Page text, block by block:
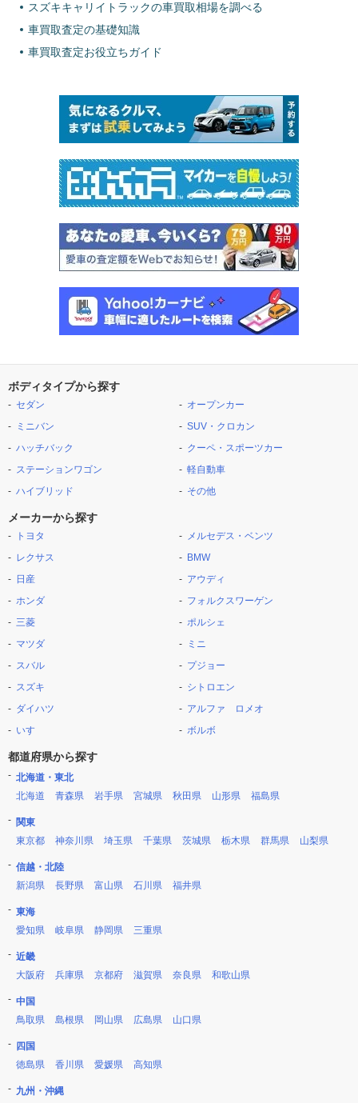
スズキキャリイトラックの車買取相場を調べる
車買取査定の基礎知識
車買取査定お役立ちガイド
ボディタイプから探す
セダン
ミニバン
ハッチバック
ステーションワゴン
ハイブリッド
オープンカー
SUV・クロカン
クーペ・スポーツカー
軽自動車
その他
メーカーから探す
トヨタ
レクサス
日産
ホンダ
三菱
マツダ
スバル
スズキ
ダイハツ
いすゞ
メルセデス・ベンツ
BMW
アウディ
フォルクスワーゲン
ポルシェ
ミニ
プジョー
シトロエン
アルファ ロメオ
ボルボ
都道府県から探す
北海道・東北
北海道
青森県 岩手県 宮城県 秋田県 山形県 福島県
関東
東京都
神奈川県 埼玉県 千葉県 茨城県 栃木県 群馬県 山梨県
信越・北陸
新潟県
長野県 富山県 石川県 福井県
東海
愛知県
岐阜県 静岡県 三重県
近畿
大阪府
兵庫県 京都府 滋賀県 奈良県 和歌山県
中国
鳥取県
島根県 岡山県 広島県 山口県
四国
徳島県
香川県 愛媛県 高知県
九州・沖縄